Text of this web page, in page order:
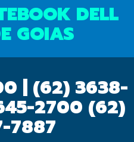
DELL
GOIAS
| (62) 3638-
2700 (62)
7887